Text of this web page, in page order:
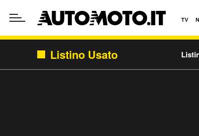
TV
Listino Usato